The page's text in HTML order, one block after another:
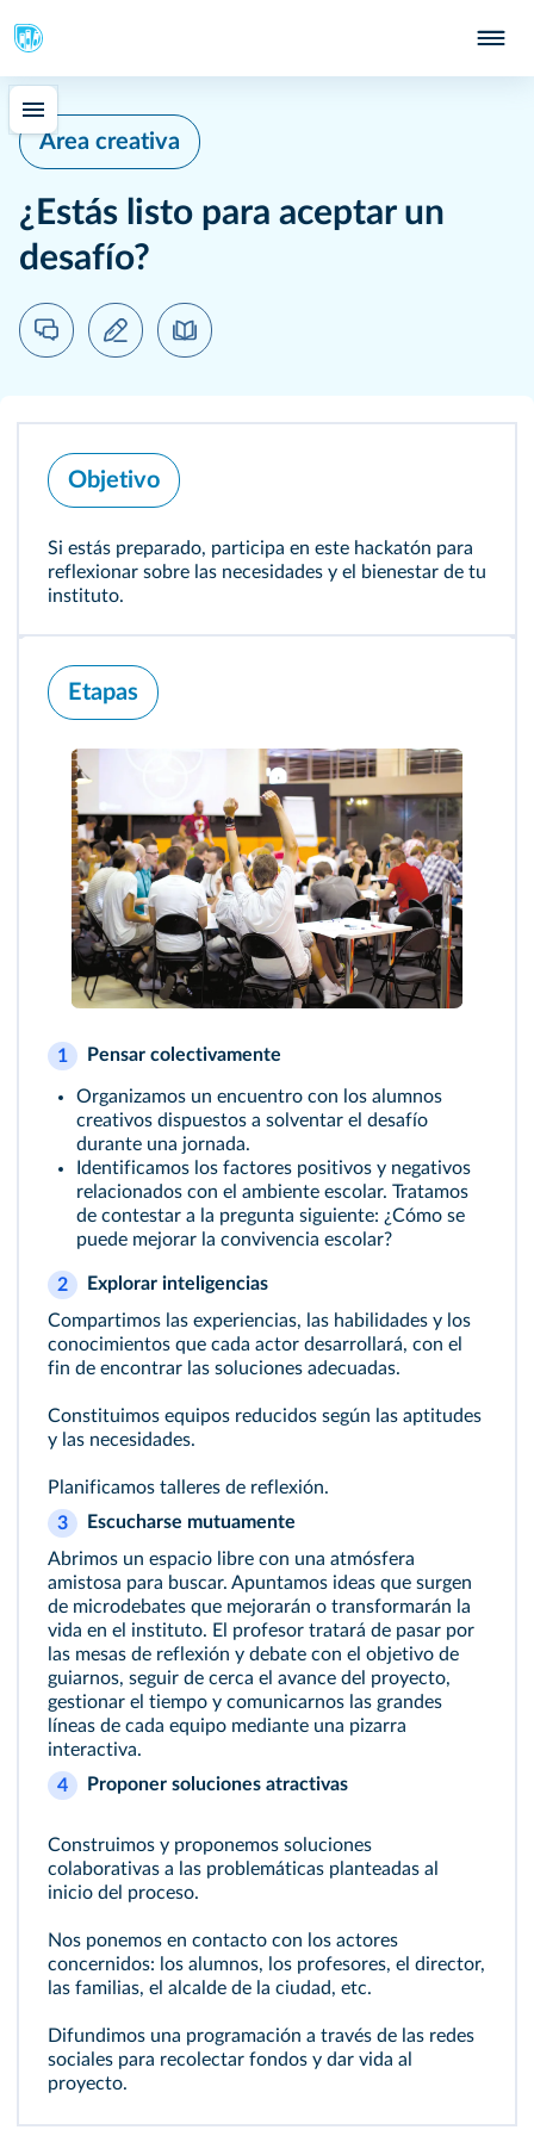
Área creativa
¿Estás listo para aceptar un
desafío?
Objetivo
Si estás preparado, participa en este hackatón para
reflexionar sobre las necesidades y el bienestar de tu
instituto.
Etapas
1 Pensar colectivamente
Organizamos un encuentro con los alumnos
creativos dispuestos a solventar el desafío
durante una jornada.
Identificamos los factores positivos y negativos
relacionados con el ambiente escolar. Tratamos
de contestar a la pregunta siguiente: ¿Cómo se
puede mejorar la convivencia escolar?
2
Explorar inteligencias
Compartimos las experiencias, las habilidades y los
conocimientos que cada actor desarrollará, con el
fin de encontrar las soluciones adecuadas.
Constituimos equipos reducidos según las aptitudes
y las necesidades.
Planificamos talleres de reflexión.
3
Escucharse mutuamente
Abrimos un espacio libre con una atmósfera
amistosa para buscar. Apuntamos ideas que surgen
de microdebates que mejorarán o transformarán la
vida en el instituto. El profesor tratará de pasar por
las mesas de reflexión y debate con el objetivo de
guiarnos, seguir de cerca el avance del proyecto,
gestionar el tiempo y comunicarnos las grandes
líneas de cada equipo mediante una pizarra
interactiva.
4
Proponer soluciones atractivas
Construimos y proponemos soluciones
colaborativas a las problemáticas planteadas al
inicio del proceso.
Nos ponemos en contacto con los actores
concernidos: los alumnos, los profesores, el director,
las familias, el alcalde de la ciudad, etc.
Difundimos una programación a través de las redes
sociales para recolectar fondos y dar vida al
proyecto.